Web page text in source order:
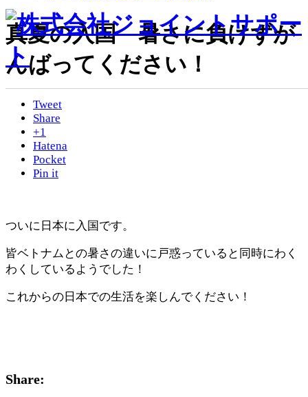
真夏の入国 暑さに負けずが
んばってください！
Tweet
Share
+1
Hatena
Pocket
Pin it
ついに日本に入国です。
皆ベトナムとの暑さの違いに戸惑っていると同時にわく
わくしているようでした！
これからの日本での生活を楽しんでください！
Share: